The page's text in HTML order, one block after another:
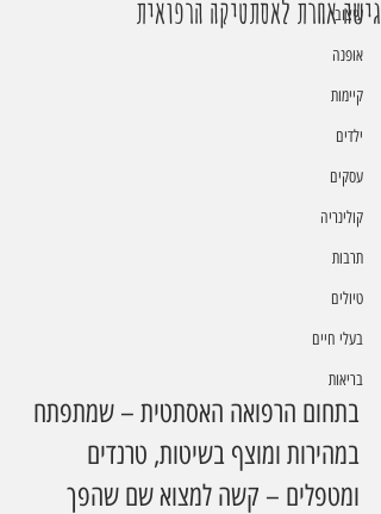
עיצוב
אופנה
קיימות
ילדים
עסקים
קולינריה
תרבות
טיולים
בעלי חיים
בריאות
גישה אחרת לאסתטיקה הרפואית
בתחום הרפואה האסתטית – שמתפתח
במהירות ומוצף בשיטות, טרנדים
ומטפלים – קשה למצוא שם שהפך